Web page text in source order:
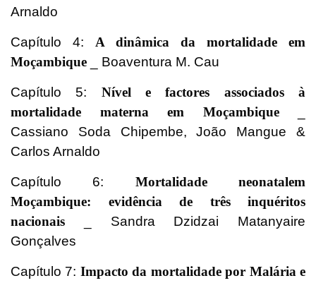
Arnaldo
Capítulo 4: A dinâmica da mortalidade em
Moçambique _ Boaventura M. Cau
Capítulo 5: Nível e factores associados à
mortalidade materna em Moçambique_
Cassiano Soda Chipembe, João Mangue &
Carlos Arnaldo
Capítulo 6: Mortalidade neonatalem
Moçambique: evidência de três inquéritos
nacionais _ Sandra Dzidzai Matanyaire
Gonçalves
Capítulo 7: Impacto da mortalidade por Malária e